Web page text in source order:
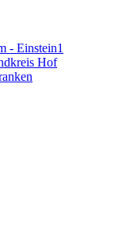
- Einstein1
Hof